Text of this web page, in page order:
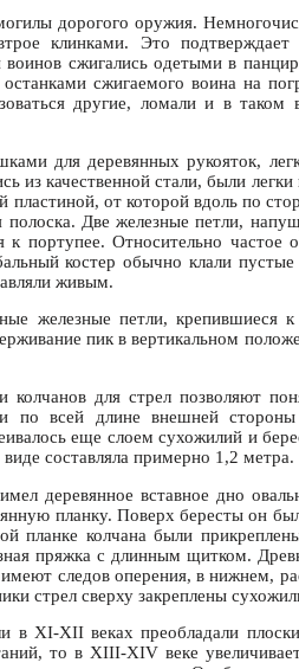
дорогого оружия.
клинками. Это подтверждает
сжигались одетыми в
сжигаемого воина на
другие, ломали и в таком
для деревянных рукояток,
из качественной стали, были
от которой вдоль по
полоска. Две железные петли,
портупее. Относительно частое
костер обычно клали
живым.
железные петли, крепившиеся
пик в вертикальном
для стрел позволяют
по всей длине внешней
еще слоем сухожилий и
составляла примерно 1,2 метра.
деревянное вставное дно
планку. Поверх бересты он
планке колчана были
пряжка с длинным щитком.
следов оперения, в нижнем,
стрел сверху закреплены
в XI-XII веках преобладали
то в XIII-XIV веке